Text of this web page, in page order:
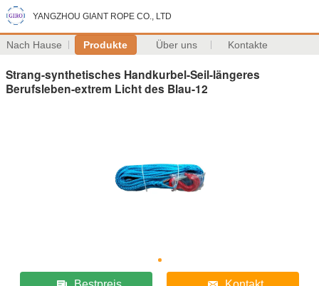
YANGZHOU GIANT ROPE CO., LTD
Nach Hause Produkte Über uns Kontakte
Strang-synthetisches Handkurbel-Seil-längeres
Berufsleben-extrem Licht des Blau-12